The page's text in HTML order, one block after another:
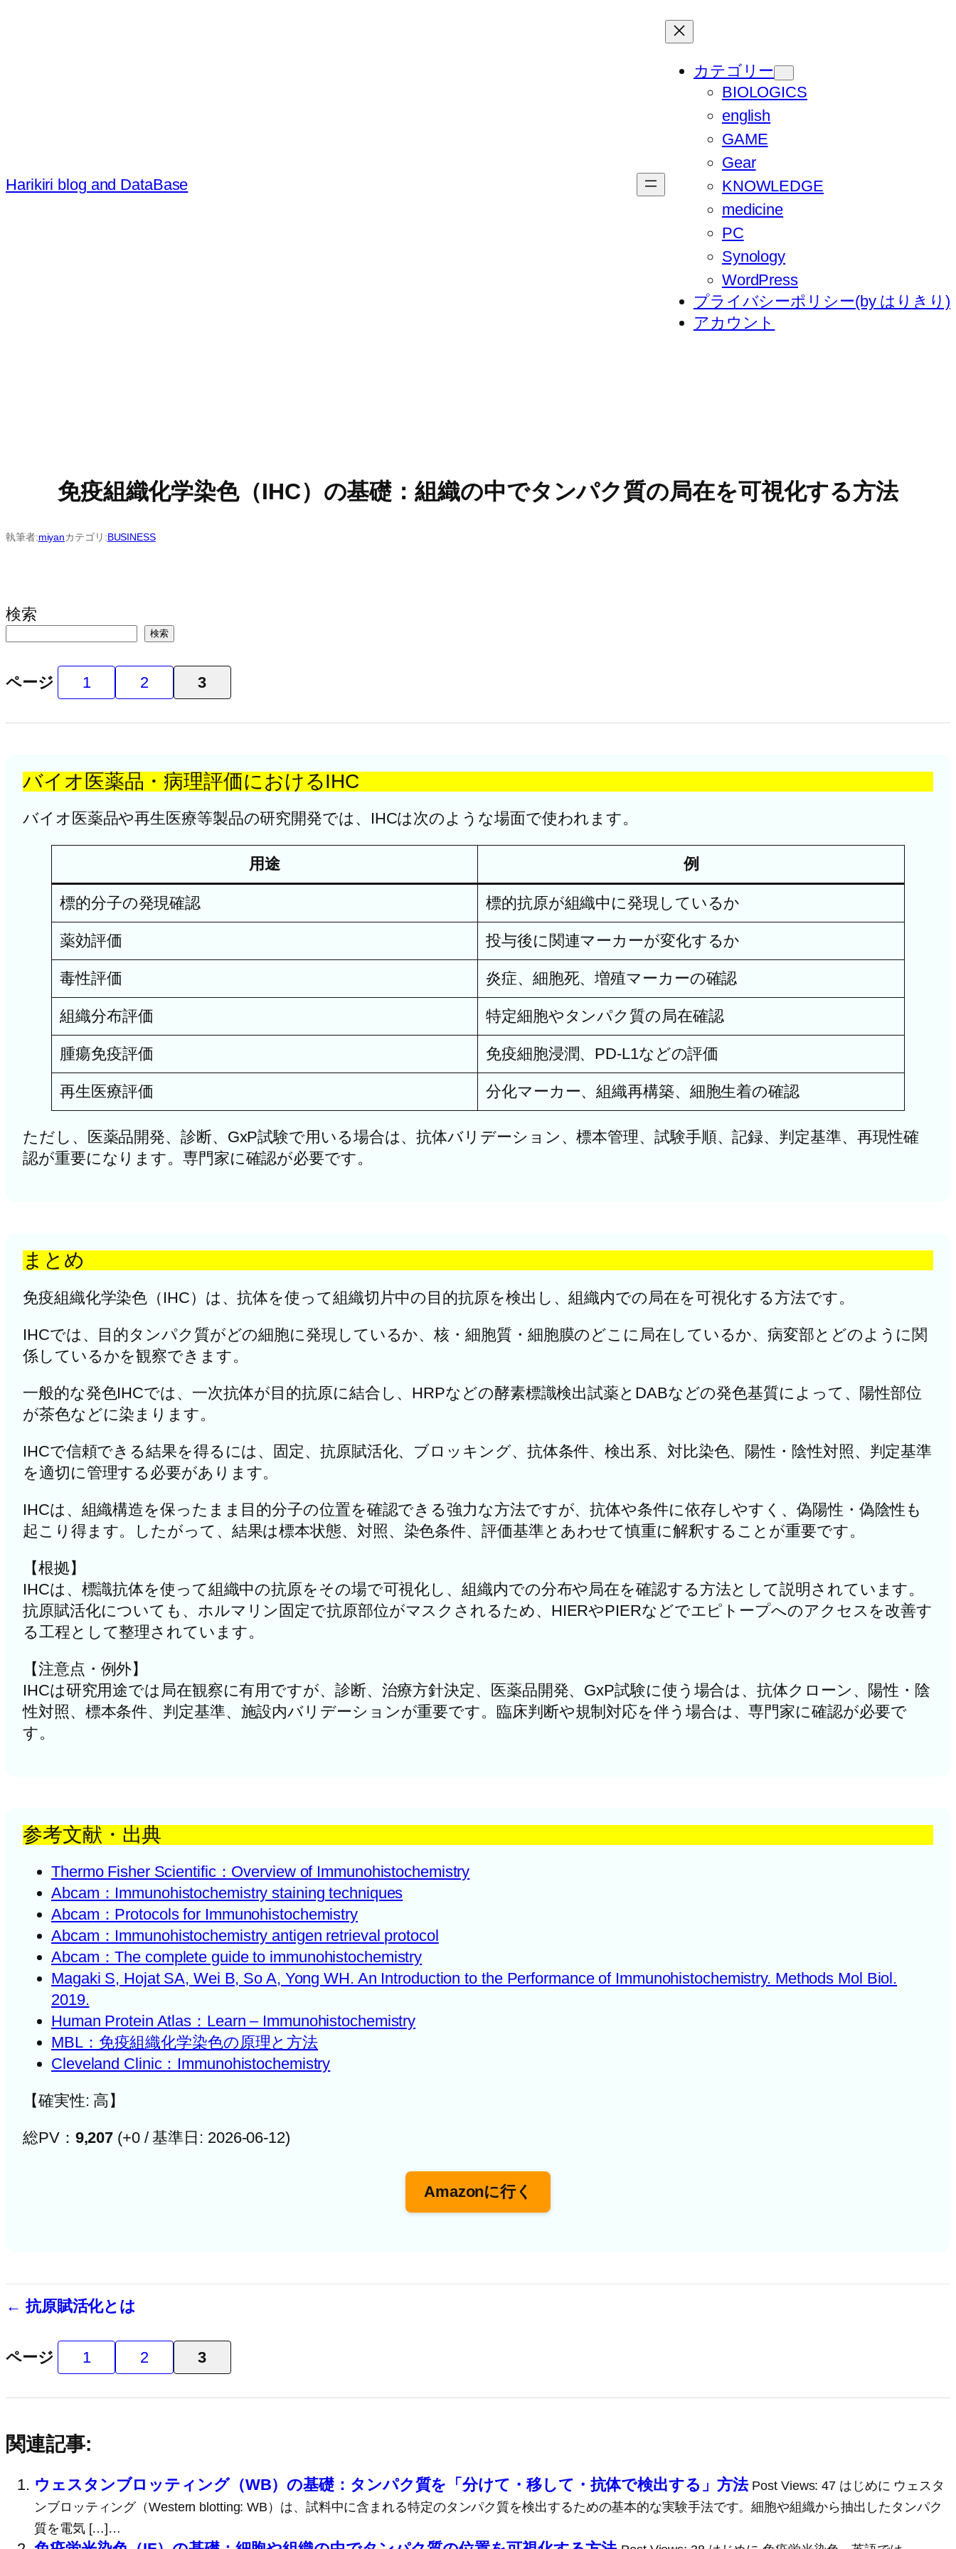
Harikiri blog and DataBase
カテゴリー
BIOLOGICS
english
GAME
Gear
KNOWLEDGE
medicine
PC
Synology
WordPress
プライバシーポリシー(by はりきり)
アカウント
免疫組織化学染色（IHC）の基礎：組織の中でタンパク質の局在を可視化する方法
執筆者:miyanカテゴリ:BUSINESS
検索
検索
ページ 1 2 3
バイオ医薬品・病理評価におけるIHC
バイオ医薬品や再生医療等製品の研究開発では、IHCは次のような場面で使われます。
用途 例
標的分子の発現確認 標的抗原が組織中に発現しているか
薬効評価 投与後に関連マーカーが変化するか
毒性評価 炎症、細胞死、増殖マーカーの確認
組織分布評価 特定細胞やタンパク質の局在確認
腫瘍免疫評価 免疫細胞浸潤、PD-L1などの評価
再生医療評価 分化マーカー、組織再構築、細胞生着の確認
ただし、医薬品開発、診断、GxP試験で用いる場合は、抗体バリデーション、標本管理、試験手順、記録、判定基準、再現性確
認が重要になります。専門家に確認が必要です。
まとめ
免疫組織化学染色（IHC）は、抗体を使って組織切片中の目的抗原を検出し、組織内での局在を可視化する方法です。
IHCでは、目的タンパク質がどの細胞に発現しているか、核・細胞質・細胞膜のどこに局在しているか、病変部とどのように関
係しているかを観察できます。
一般的な発色IHCでは、一次抗体が目的抗原に結合し、HRPなどの酵素標識検出試薬とDABなどの発色基質によって、陽性部位
が茶色などに染まります。
IHCで信頼できる結果を得るには、固定、抗原賦活化、ブロッキング、抗体条件、検出系、対比染色、陽性・陰性対照、判定基準
を適切に管理する必要があります。
IHCは、組織構造を保ったまま目的分子の位置を確認できる強力な方法ですが、抗体や条件に依存しやすく、偽陽性・偽陰性も
起こり得ます。したがって、結果は標本状態、対照、染色条件、評価基準とあわせて慎重に解釈することが重要です。
【根拠】
IHCは、標識抗体を使って組織中の抗原をその場で可視化し、組織内での分布や局在を確認する方法として説明されています。
抗原賦活化についても、ホルマリン固定で抗原部位がマスクされるため、HIERやPIERなどでエピトープへのアクセスを改善す
る工程として整理されています。
【注意点・例外】
IHCは研究用途では局在観察に有用ですが、診断、治療方針決定、医薬品開発、GxP試験に使う場合は、抗体クローン、陽性・陰
性対照、標本条件、判定基準、施設内バリデーションが重要です。臨床判断や規制対応を伴う場合は、専門家に確認が必要で
す。
参考文献・出典
Thermo Fisher Scientific：Overview of Immunohistochemistry
Abcam：Immunohistochemistry staining techniques
Abcam：Protocols for Immunohistochemistry
Abcam：Immunohistochemistry antigen retrieval protocol
Abcam：The complete guide to immunohistochemistry
Magaki S, Hojat SA, Wei B, So A, Yong WH. An Introduction to the Performance of Immunohistochemistry. Methods Mol Biol.
2019.
Human Protein Atlas：Learn – Immunohistochemistry
MBL：免疫組織化学染色の原理と方法
Cleveland Clinic：Immunohistochemistry
【確実性: 高】
総PV： 9,207 (+0 / 基準日: 2026-06-12)
Amazonに行く
← 抗原賦活化とは
ページ 1 2 3
関連記事:
ウェスタンブロッティング（WB）の基礎：タンパク質を「分けて・移して・抗体で検出する」方法 Post Views: 47 はじめに ウェスタ
ンブロッティング（Western blotting: WB）は、試料中に含まれる特定のタンパク質を検出するための基本的な実験手法です。細胞や組織から抽出したタンパク
質を電気 […]…